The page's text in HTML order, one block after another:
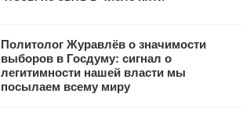
Политолог Журавлёв о значимости
выборов в Госдуму: сигнал о
легитимности нашей власти мы
посылаем всему миру